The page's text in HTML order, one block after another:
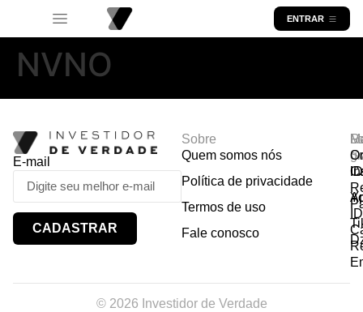
ENTRAR
NVNO
E-mail
CADASTRAR
Sobre
Quem somos nós
Política de privacidade
Termos de uso
Fale conosco
© 2026 Investidor de Verdade